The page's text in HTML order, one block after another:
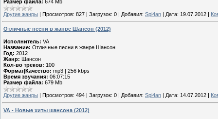
Размер файла: 674 Mb
Другие жанры | Просмотров: 827 | Загрузок: 0 | Добавил: Spi4an | Дата: 19.07.2012 |
Отличные песни в жанре Шансон (2012)
Исполнитель: VA
Название: Отличные песни в жанре Шансон
Год: 2012
Жанр:
Шансон
Кол-во треков: 100
Формат|Качество: mp3 | 256 kbps
Время звучания: 06:07:15
Размер файла: 679 Mb
Другие жанры Просмотров: 494 Загрузок: 0 Добавил: Spi4an Дата: 14.07.2012
VA - Новые хиты шансона (2012)